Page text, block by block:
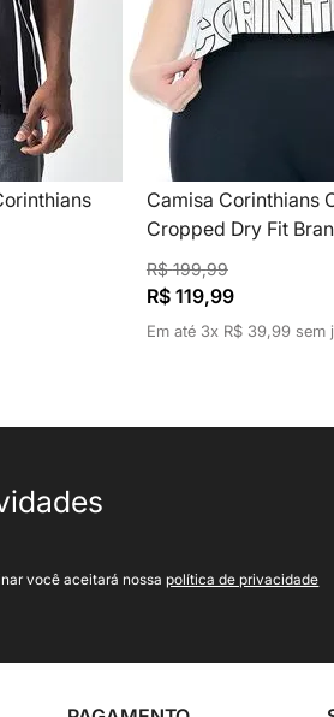
Camisa Corinthians
Cropped Dry Fit
R$ 199,99
R$ 119,99
Em até 3x R$ 39,99sem
você aceitará nossapolítica de privacidade